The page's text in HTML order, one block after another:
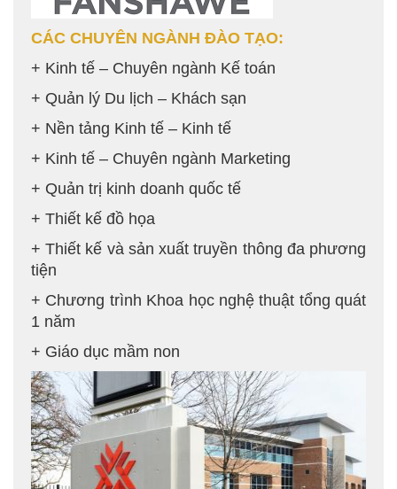
CÁC CHUYÊN NGÀNH ĐÀO TẠO:
+ Kinh tế – Chuyên ngành Kế toán
+ Quản lý Du lịch – Khách sạn
+ Nền tảng Kinh tế – Kinh tế
+ Kinh tế – Chuyên ngành Marketing
+ Quản trị kinh doanh quốc tế
+ Thiết kế đồ họa
+ Thiết kế và sản xuất truyền thông đa phương
tiện
+ Chương trình Khoa học nghệ thuật tổng quát
1 năm
+ Giáo dục mầm non